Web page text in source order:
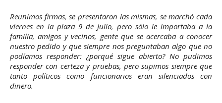
Reunimos firmas, se presentaron las mismas, se marchó cada
viernes en la plaza 9 de Julio, pero sólo le importaba a la
familia, amigos y vecinos, gente que se acercaba a conocer
nuestro pedido y que siempre nos preguntaban algo que no
podíamos responder: ¿porqué sigue abierto? No pudimos
responder con certeza y pruebas, pero supimos siempre que
tanto políticos como funcionarios eran silenciados con
dinero.